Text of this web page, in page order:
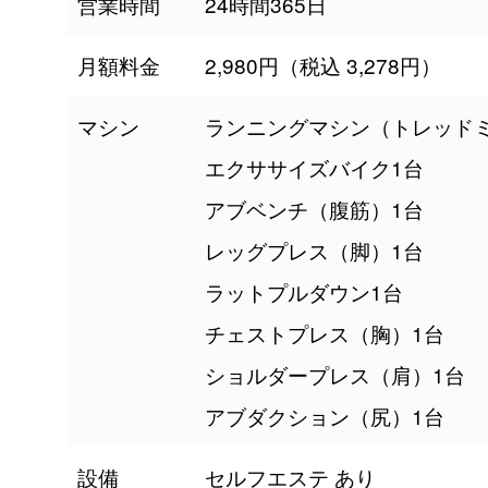
月額料金 2,980円（税込 3,278円）
マシン
ランニングマシン（トレッド
エクササイズバイク1台
アブベンチ（腹筋）1台
レッグプレス（脚）1台
ラットプルダウン1台
チェストプレス（胸）1台
ショルダープレス（肩）1台
アブダクション（尻）1台
設備 セルフエステ あり